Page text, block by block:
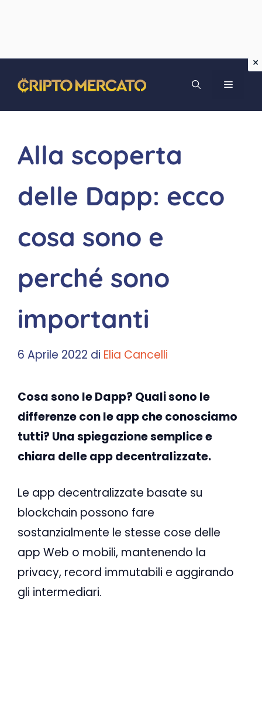
contenuto
MENU
Alla scoperta
delle Dapp: ecco
cosa sono e
perché sono
importanti
6 Aprile 2022 di Elia Cancelli
Cosa sono le Dapp? Quali sono le
differenze con le app che conosciamo
tutti? Una spiegazione semplice e
chiara delle app decentralizzate.
Le app decentralizzate basate su
blockchain possono fare
sostanzialmente le stesse cose delle
app Web o mobili, mantenendo la
privacy, record immutabili e aggirando
gli intermediari.